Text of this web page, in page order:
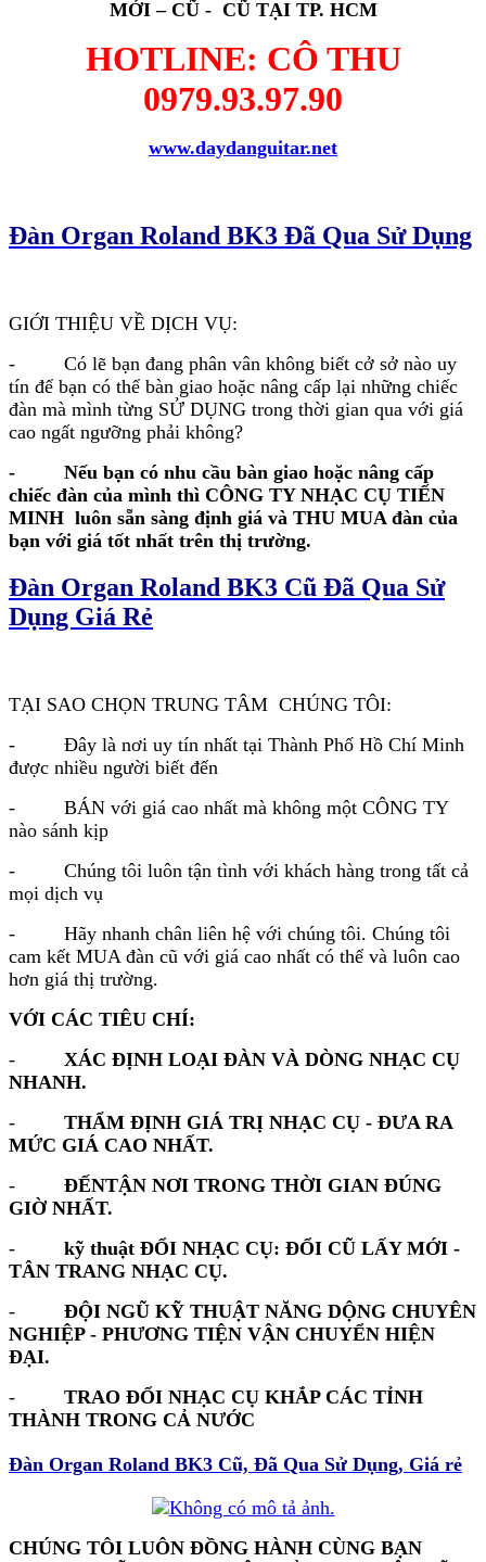
MỚI – CŨ - CŨ TẠI TP. HCM
HOTLINE: CÔ THU
0979.93.97.90
www.daydanguitar.net
Đàn Organ Roland BK3 Đã Qua Sử Dụng
GIỚI THIỆU VỀ DỊCH VỤ:
- Có lẽ bạn đang phân vân không biết cở sở nào uy
tín để bạn có thể bàn giao hoặc nâng cấp lại những chiếc
đàn mà mình từng SỬ DỤNG trong thời gian qua với giá
cao ngất ngưỡng phải không?
- Nếu bạn có nhu cầu bàn giao hoặc nâng cấp
chiếc đàn của mình thì CÔNG TY NHẠC CỤ TIẾN
MINH luôn sẵn sàng định giá và THU MUA đàn của
bạn với giá tốt nhất trên thị trường.
Đàn Organ Roland BK3 Cũ Đã Qua Sử
Dụng Giá Rẻ
TẠI SAO CHỌN TRUNG TÂM CHÚNG TÔI:
- Đây là nơi uy tín nhất tại Thành Phố Hồ Chí Minh
được nhiều người biết đến
- BÁN với giá cao nhất mà không một CÔNG TY
nào sánh kịp
- Chúng tôi luôn tận tình với khách hàng trong tất cả
mọi dịch vụ
- Hãy nhanh chân liên hệ với chúng tôi. Chúng tôi
cam kết MUA đàn cũ với giá cao nhất có thể và luôn cao
hơn giá thị trường.
VỚI CÁC TIÊU CHÍ:
- XÁC ĐỊNH LOẠI ĐÀN VÀ DÒNG NHẠC CỤ
NHANH.
- THẨM ĐỊNH GIÁ TRỊ NHẠC CỤ - ĐƯA RA
MỨC GIÁ CAO NHẤT.
- ĐẾNTẬN NƠI TRONG THỜI GIAN ĐÚNG
GIỜ NHẤT.
- kỹ thuật ĐỔI NHẠC CỤ: ĐỔI CŨ LẤY MỚI -
TÂN TRANG NHẠC CỤ.
- ĐỘI NGŨ KỸ THUẬT NĂNG DỘNG CHUYÊN
NGHIỆP - PHƯƠNG TIỆN VẬN CHUYỂN HIỆN
ĐẠI.
- TRAO ĐỔI NHẠC CỤ KHẮP CÁC TỈNH
THÀNH TRONG CẢ NƯỚC
Đàn Organ Roland BK3 Cũ, Đã Qua Sử Dụng, Giá rẻ
CHÚNG TÔI LUÔN ĐỒNG HÀNH CÙNG BẠN